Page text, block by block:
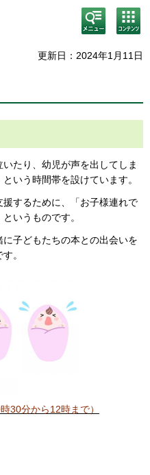
検
索・
メニ
コン
テン
ニュ
更新日：2024年1月11日
たり、幼児が声を出してしま
いう時間帯を設けています。
するために、「お子様連れで
いうものです。
子どもたちの本との出会いを
。
30分から12時まで）